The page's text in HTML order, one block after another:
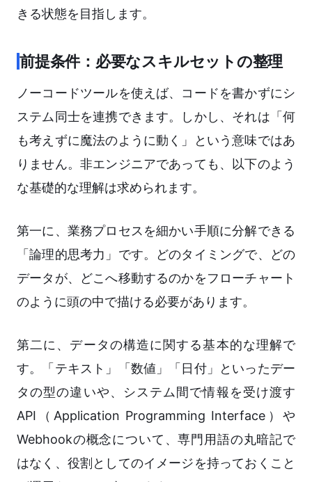
きる状態を目指します。
前提条件：必要なスキルセットの整理
ノーコードツールを使えば、コードを書かずにシ
ステム同士を連携できます。しかし、それは「何
も考えずに魔法のように動く」という意味ではあ
りません。非エンジニアであっても、以下のよう
な基礎的な理解は求められます。
第一に、業務プロセスを細かい手順に分解できる
「論理的思考力」です。どのタイミングで、どの
データが、どこへ移動するのかをフローチャート
のように頭の中で描ける必要があります。
第二に、データの構造に関する基本的な理解で
す。「テキスト」「数値」「日付」といったデー
タの型の違いや、システム間で情報を受け渡す
API（Application Programming Interface）や
Webhookの概念について、専門用語の丸暗記で
はなく、役割としてのイメージを持っておくこと